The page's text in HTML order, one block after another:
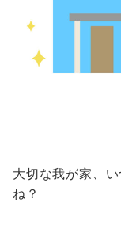
大切な我が家、
ね？